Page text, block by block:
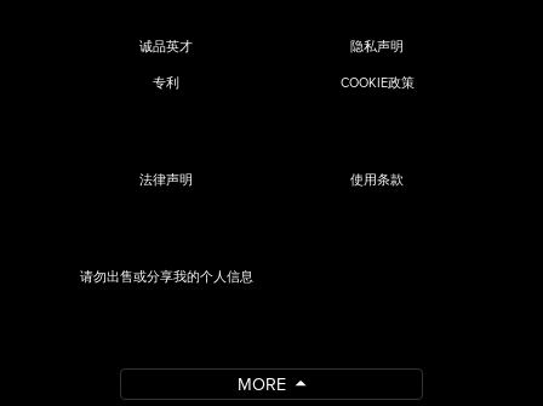
诚品英才
专利
隐私声明
COOKIE政策
法律声明 使用条款
请勿出售或分享我的个人信息
MORE